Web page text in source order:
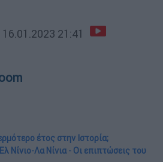
16.01.2023 21:41
έτος στην Ιστορία;
Νίνιο-Λα Νίνια - Οι επιπτώσεις του